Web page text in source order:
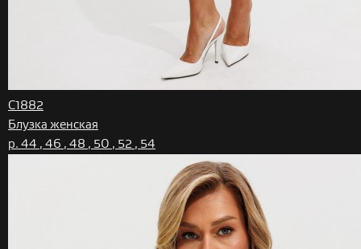
C1882
Блузка женская
р. 44 , 46 , 48 , 50 , 52 , 54